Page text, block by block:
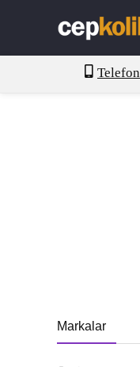
Telefon
Markalar